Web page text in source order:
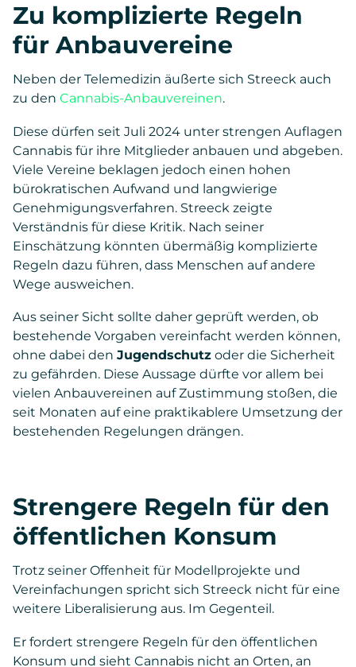
Zu komplizierte Regeln
für Anbauvereine
Neben der Telemedizin äußerte sich Streeck auch
zu den Cannabis-Anbauvereinen.
Diese dürfen seit Juli 2024 unter strengen Auflagen
Cannabis für ihre Mitglieder anbauen und abgeben.
Viele Vereine beklagen jedoch einen hohen
bürokratischen Aufwand und langwierige
Genehmigungsverfahren. Streeck zeigte
Verständnis für diese Kritik. Nach seiner
Einschätzung könnten übermäßig komplizierte
Regeln dazu führen, dass Menschen auf andere
Wege ausweichen.
Aus seiner Sicht sollte daher geprüft werden, ob
bestehende Vorgaben vereinfacht werden können,
ohne dabei den Jugendschutz oder die Sicherheit
zu gefährden. Diese Aussage dürfte vor allem bei
vielen Anbauvereinen auf Zustimmung stoßen, die
seit Monaten auf eine praktikablere Umsetzung der
bestehenden Regelungen drängen.
Strengere Regeln für den
öffentlichen Konsum
Trotz seiner Offenheit für Modellprojekte und
Vereinfachungen spricht sich Streeck nicht für eine
weitere Liberalisierung aus. Im Gegenteil.
Er fordert strengere Regeln für den öffentlichen
Konsum und sieht Cannabis nicht an Orten, an